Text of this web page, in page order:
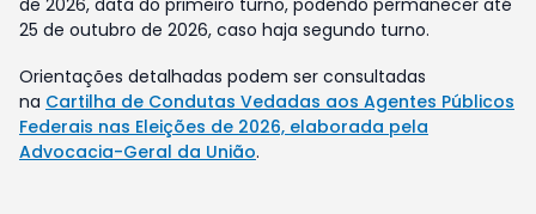
de 2026, data do primeiro turno, podendo permanecer até
25 de outubro de 2026, caso haja segundo turno.
Orientações detalhadas podem ser consultadas
na Cartilha de Condutas Vedadas aos Agentes Públicos
Federais nas Eleições de 2026, elaborada pela
Advocacia-Geral da União.